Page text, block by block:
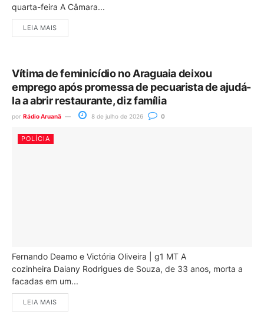
quarta-feira A Câmara...
LEIA MAIS
Vítima de feminicídio no Araguaia deixou
emprego após promessa de pecuarista de ajudá-
la a abrir restaurante, diz família
por Rádio Aruanã 8 de julho de 2026 0
POLÍCIA
Fernando Deamo e Victória Oliveira | g1 MT A
cozinheira Daiany Rodrigues de Souza, de 33 anos, morta a
facadas em um...
LEIA MAIS